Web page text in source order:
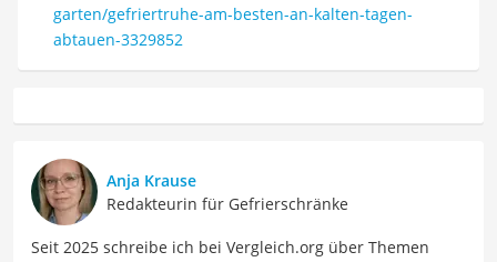
garten/gefriertruhe-am-besten-an-kalten-tagen-
abtauen-3329852
Anja Krause
Redakteurin für Gefrierschränke
Seit 2025 schreibe ich bei Vergleich.org über Themen